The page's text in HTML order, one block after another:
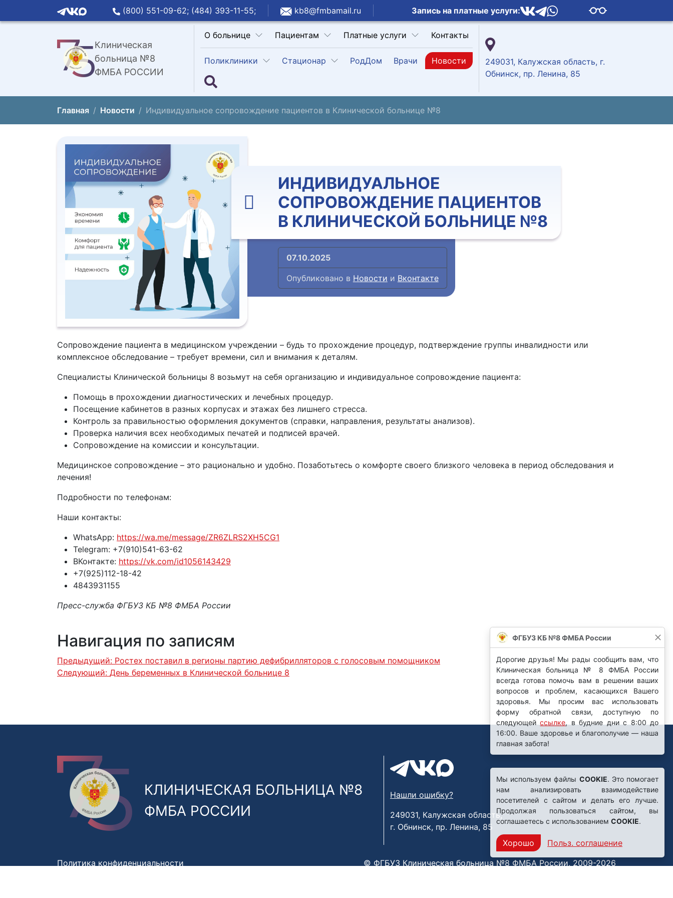
(800) 551-09-62; (484) 393-11-55; kb8@fmbamail.ru Запись на платные услуги:
Клиническая
больница №8
ФМБА РОССИИ
О больнице Пациентам Платные услуги Контакты
Поликлиники Стационар РодДом Врачи Новости
249031, Калужская область, г.
Обнинск, пр. Ленина, 85
Главная Новости Индивидуальное сопровождение пациентов в Клинической больнице №8
ИНДИВИДУАЛЬНОЕ
СОПРОВОЖДЕНИЕ ПАЦИЕНТОВ
В КЛИНИЧЕСКОЙ БОЛЬНИЦЕ №8
07.10.2025
Опубликовано в Новости и Вконтакте
Сопровождение пациента в медицинском учреждении – будь то прохождение процедур, подтверждение группы инвалидности или
комплексное обследование – требует времени, сил и внимания к деталям.
Специалисты Клинической больницы 8 возьмут на себя организацию и индивидуальное сопровождение пациента:
Помощь в прохождении диагностических и лечебных процедур.
Посещение кабинетов в разных корпусах и этажах без лишнего стресса.
Контроль за правильностью оформления документов (справки, направления, результаты анализов).
Проверка наличия всех необходимых печатей и подписей врачей.
Сопровождение на комиссии и консультации.
Медицинское сопровождение – это рационально и удобно. Позаботьтесь о комфорте своего близкого человека в период обследования и
лечения!
Подробности по телефонам:
Наши контакты:
WhatsApp: https://wa.me/message/ZR6ZLRS2XH5CG1
Telegram: +7(910)541-63-62
ВКонтакте: https://vk.com/id1056143429
+7(925)112-18-42
4843931155
Пресс-служба ФГБУЗ КБ №8 ФМБА России
Навигация по записям
Предыдущий: Ростех поставил в регионы партию дефибрилляторов с голосовым помощником
Следующий: День беременных в Клинической больнице 8
КЛИНИЧЕСКАЯ БОЛЬНИЦА №8
ФМБА РОССИИ
Нашли ошибку?
249031, Калужская область,
г. Обнинск, пр. Ленина, 85
Политика конфиденциальности
© ФГБУЗ Клиническая больница №8 ФМБА России, 2009-2026
ФГБУЗ КБ №8 ФМБА России
Дорогие друзья! Мы рады сообщить вам, что
Клиническая больница № 8 ФМБА России
всегда готова помочь вам в решении ваших
вопросов и проблем, касающихся Вашего
здоровья. Мы просим вас использовать
форму обратной связи, доступную по
следующейссылке, в будние дни с 8:00 до
16:00. Ваше здоровье и благополучие — наша
главная забота!
Мы используем файлы COOKIE. Это помогает
нам анализировать взаимодействие
посетителей с сайтом и делать его лучше.
Продолжая пользоваться сайтом, вы
соглашаетесь с использованием COOKIE.
Хорошо Польз. соглашение